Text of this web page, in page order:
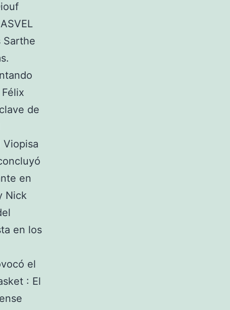
Sarthe
de
en
Nick
en los
el
: El